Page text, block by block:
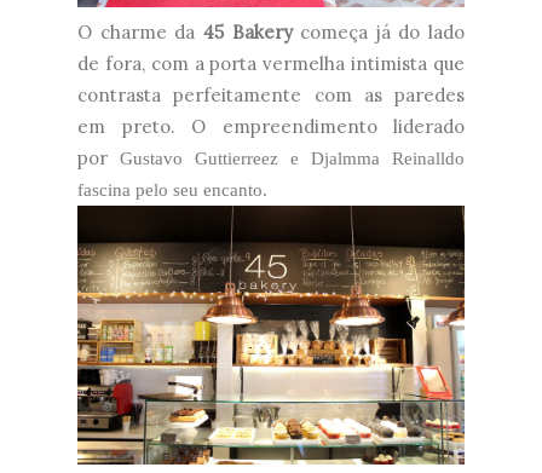
O charme da 45 Bakerycomeça já do lado
de fora, com a porta vermelha intimista que
contrasta perfeitamente com as paredes
em preto. O empreendimento liderado
por Gustavo Guttierreez e Djalmma Reinalldo
fascina pelo seu encanto.